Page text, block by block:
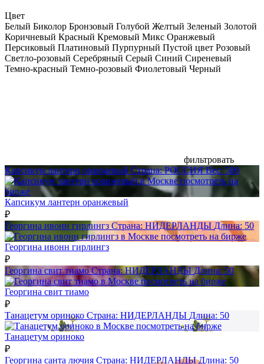
Цвет
Белый Биколор Бронзовый Голубой Желтый Зеленый Золотой
Коричневый Красный Кремовый Микс Оранжевый
Персиковый Платиновый Пурпурный Пустой цвет Розовый
Светло-розовый Серебряный Серый Синий Сиреневый
Темно-красный Темно-розовый Фиолетовый Черный
фильтровать
Капсикум лантерн оранжевый Страна:РОССИЯ Вес:500
посмотреть на
бирже
Капсикум лантерн оранжевый
₽
Георгина ивонн гирлингз Страна: НИДЕРЛАНДЫ Длина: 50
посмотреть на бирже
Георгина ивонн гирлингз
₽
Георгина свит тиамоСтрана:НИДЕРЛАНДЫ Длина: 50
посмотреть на бирже
Георгина свит тиамо
₽
Танацетум ориноко Страна: НИДЕРЛАНДЫ Длина: 50
посмотреть на бирже
Танацетум ориноко
₽
Георгина санта лючия Страна: НИДЕРЛАНДЫ Длина: 50